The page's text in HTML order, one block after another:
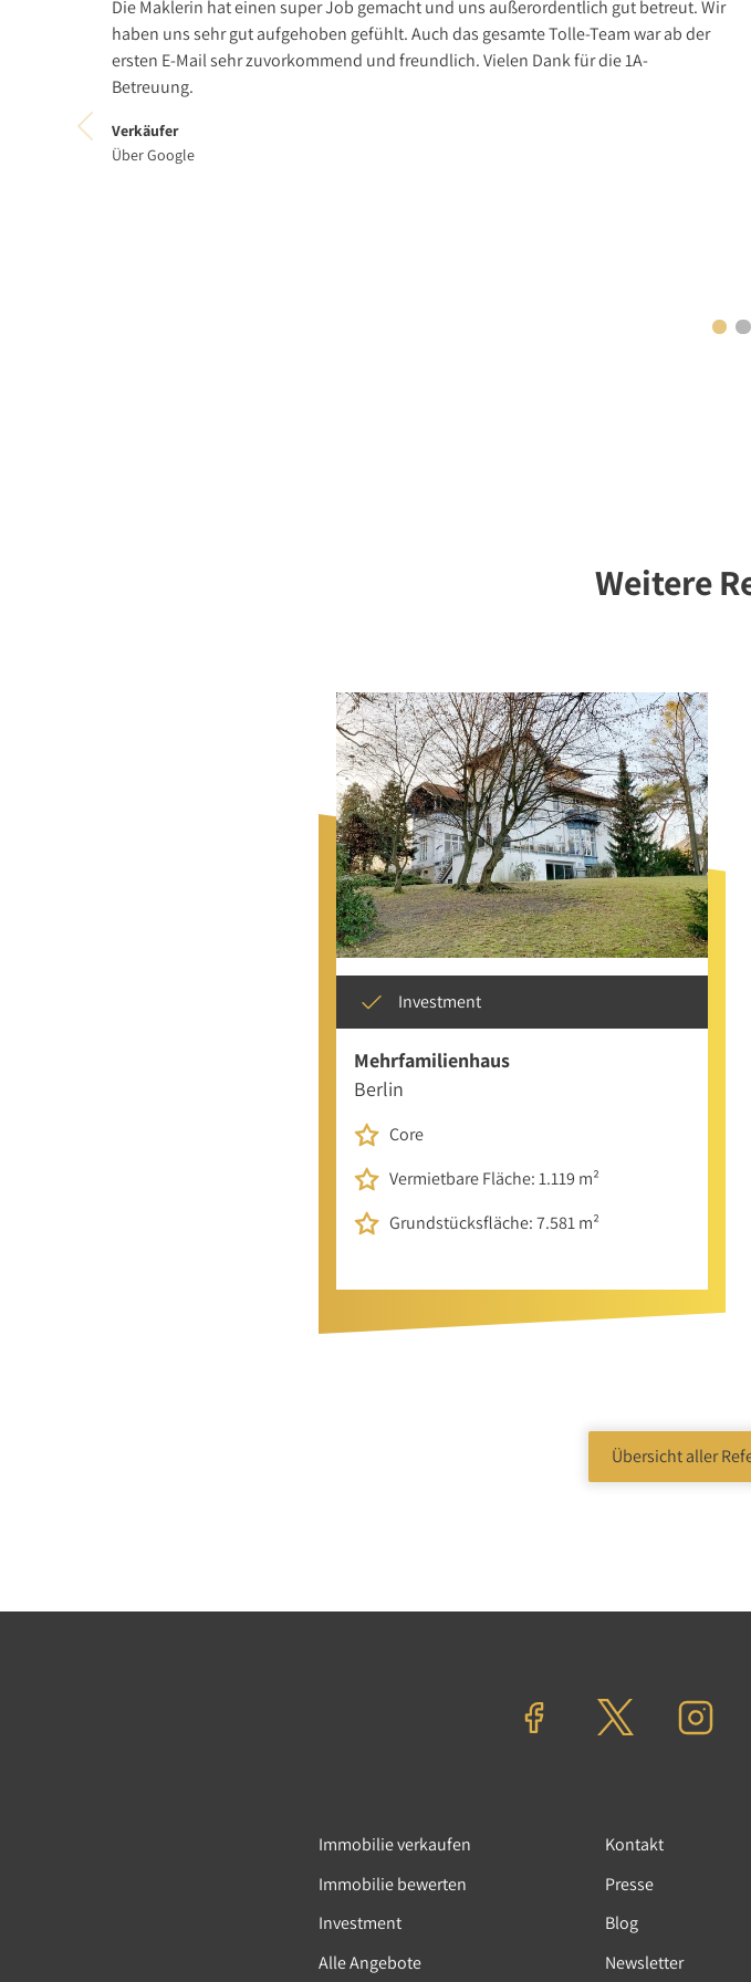
Die Maklerin hat einen super Job gemacht und uns außerordentlich gut betreut. Wir
haben uns sehr gut aufgehoben gefühlt. Auch das gesamte Tolle-Team war ab der
ersten E-Mail sehr zuvorkommend und freundlich. Vielen Dank für die 1A-
Betreuung.
Verkäufer
Über Google
Weitere
Investment
Mehrfamilienhaus
Berlin
Core
Vermietbare Fläche: 1.119 m²
Grundstücksfläche: 7.581 m²
Übersicht aller
Immobilie verkaufen
Immobilie bewerten
Investment
Alle Angebote
Kontakt
Presse
Blog
Newsletter